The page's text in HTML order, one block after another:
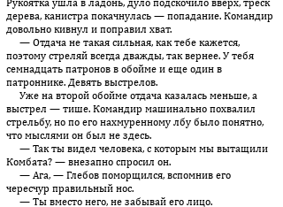
дерева, канистра покачнулась — попадание. Командир
довольно кивнул и поправил хват.
— Отдача не такая сильная, как тебе кажется,
поэтому стреляй всегда дважды, так вернее. У тебя
семнадцать патронов в обойме и еще один в
патроннике. Девять выстрелов.
Уже на второй обойме отдача казалась меньше, а
выстрел — тише. Командир машинально похвалил
стрельбу, но по его нахмуренному лбу было понятно,
что мыслями он был не здесь.
— Так ты видел человека, с которым мы вытащили
Комбата? — внезапно спросил он.
— Ага, — Глебов поморщился, вспомнив его
чересчур правильный нос.
— Ты вместо него, не забывай его лицо.